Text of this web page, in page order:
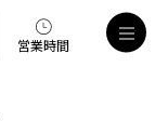
営業時間